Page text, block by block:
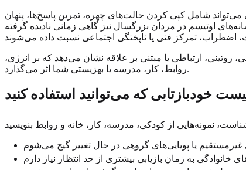
می‌تواند شامل کپی کردن حالت‌های چهره، تمرین پاسخ‌ها، پنهان
اوتیسم در مردان بزرگسال نیز گاهی زمانی نادیده گرفته
ارتباطی یا مبتنی بر علاقه نشان می‌دهد که بر انرژی،
روابط، کار، مدرسه یا بهزیستی شما اثر می‌گذارد.
خودبازتابی که می‌توانید استفاده کنید